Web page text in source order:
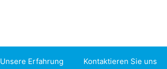
Unsere Erfahrung Kontaktieren Sie uns